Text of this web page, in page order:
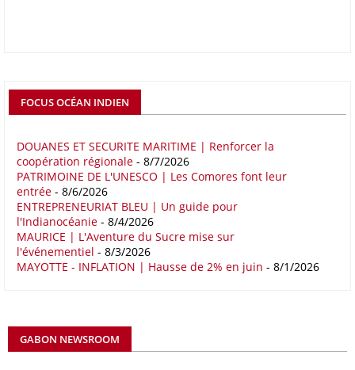
détermine un rapport publié début mai 2026 par le cabinet de conseil
Boston Consulting Group (BCG). Intitulé « Strengthening the Africa-
rapport note que les relations entre l'Afrique et l'Europe trouvent leur
fondement dans la proximité géographique et des dynamiques socio-
économiques complémentaires.
16/05/26 COMMERCE CHINE - AFRIQUE
Le déficit commercial de l’Afrique avec la Chine s’est creusé de 48,27
% au cours des quatre premiers mois de 2026 comparativement à la
même période de 2025 pour s’établir à 36,8 milliards de dollars, en
avril, à 81,82 milliards de dollars. Durant la même période, les
importations chinoises en provenance du continent ont atteint 45,02
FOCUS OCÉAN INDIEN
DOUANES ET SECURITE MARITIME | Renforcer la
coopération régionale - 8/7/2026
PATRIMOINE DE L'UNESCO | Les Comores font leur
entrée - 8/6/2026
ENTREPRENEURIAT BLEU | Un guide pour
l'Indianocéanie - 8/4/2026
MAURICE | L'Aventure du Sucre mise sur
l'événementiel - 8/3/2026
MAYOTTE - INFLATION | Hausse de 2% en juin - 8/1/2026
GABON NEWSROOM